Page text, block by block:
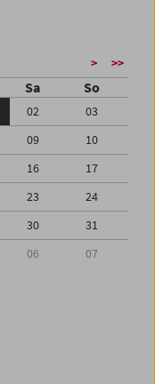
> >>
Sa So
02
03
09
10
16
17
23
24
30
31
06 07